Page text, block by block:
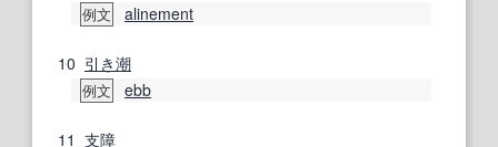
例文 alinement
10 引き潮
例文 ebb
11 支障